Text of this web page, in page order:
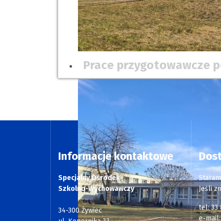
Prace przygotowawcze
Informacje kontaktowe
Specjalny Ośrodek
Szkolno-Wychowawczy
34-300 Żywiec
Jeśli
tel: 33
e-